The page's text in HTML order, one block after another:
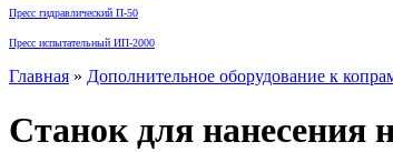
Пресс гидравлический П-50
Пресс испытательный ИП-2000
Главная » Дополнительное оборудование к
Станок для нанесения